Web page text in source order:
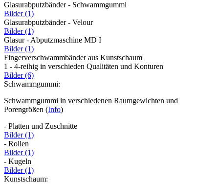
Glasurabputzbänder - Schwammgummi
Bilder (1)
Glasurabputzbänder - Velour
Bilder (1)
Glasur - Abputzmaschine MD I
Bilder (1)
Fingerverschwammbänder aus Kunstschaum
1 - 4-reihig in verschieden Qualitäten und Konturen
Bilder (6)
Schwammgummi:
Schwammgummi in verschiedenen Raumgewichten und
Porengrößen (Info)
- Platten und Zuschnitte
Bilder (1)
- Rollen
Bilder (1)
- Kugeln
Bilder (1)
Kunstschaum: